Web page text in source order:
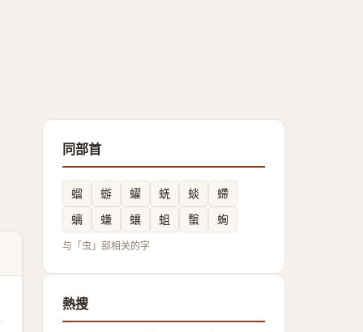
同部首
䗜 蝣 蠗 蜣 䗊
螮
螭
螊 蠰 蛆 蟿 蜔
与「虫」部相关的字
熱搜